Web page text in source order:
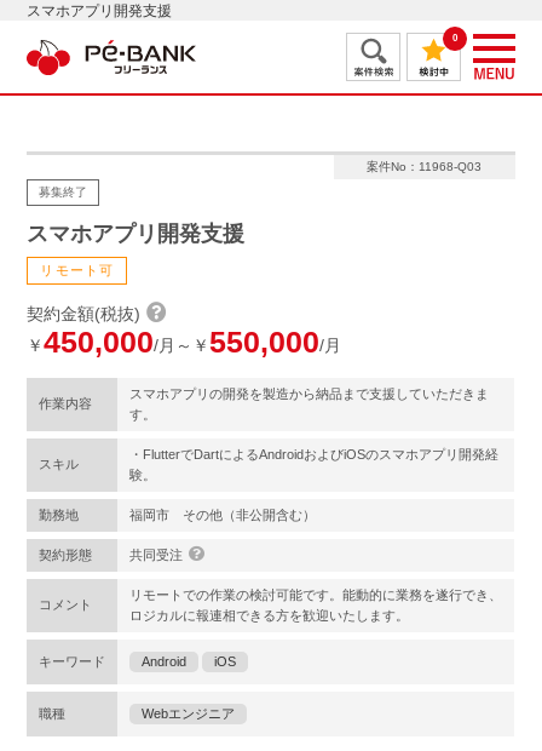
スマホアプリ開発支援
0
案件No：11968-Q03
募集終了
スマホアプリ開発支援
リモート可
契約金額(税抜)
￥450,000/月～￥550,000/月
作業内容
スマホアプリの開発を製造から納品まで支援していただきま
す。
スキル
・FlutterでDartによるAndroidおよびiOSのスマホアプリ開発経
験。
勤務地 福岡市 その他（非公開含む）
契約形態 共同受注
コメント
リモートでの作業の検討可能です。能動的に業務を遂行でき、
ロジカルに報連相できる方を歓迎いたします。
キーワード Android iOS
職種 Webエンジニア